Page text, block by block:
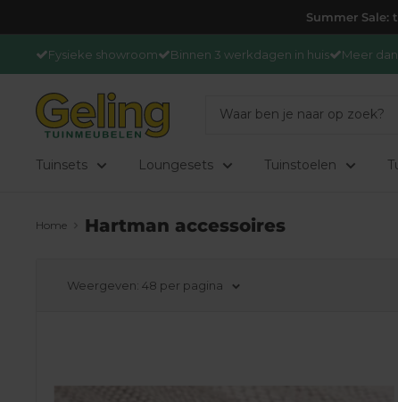
door
Summer Sale:
Fysieke showroom Binnen 3 werkdagen in huis Meer
GelingTuinmeubelen
Tuinsets Loungesets Tuinstoelen
Home Hartman accessoires
Weergeven: 48 per pagina